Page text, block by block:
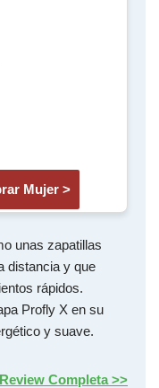
Mujer >
unas zapatillas
distancia y que
rápidos.
Profly X en su
y suave.
Completa >>